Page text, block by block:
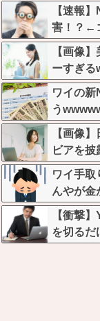
【速報
害！？←
【画像
ーすぎる
ワイの新
う
【画像
ビアを披
ワイ手
んやが金
【衝撃
を切るだ